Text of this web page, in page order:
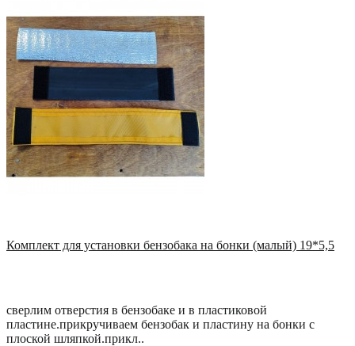
Комплект для установки бензобака на бонки (малый) 19*5,5
сверлим отверстия в бензобаке и в пластиковой
пластине.прикручиваем бензобак и пластину на бонки с
плоской шляпкой.прикл..